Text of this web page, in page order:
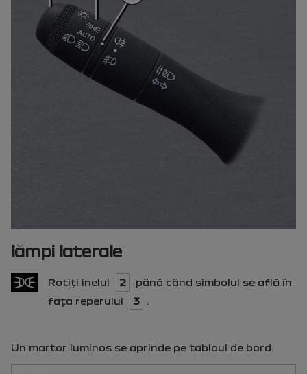
lămpi laterale
Rotiţi inelul 2
până când simbolul se află în
faţa reperului
3
Un martor luminos se aprinde pe tabloul de bord.